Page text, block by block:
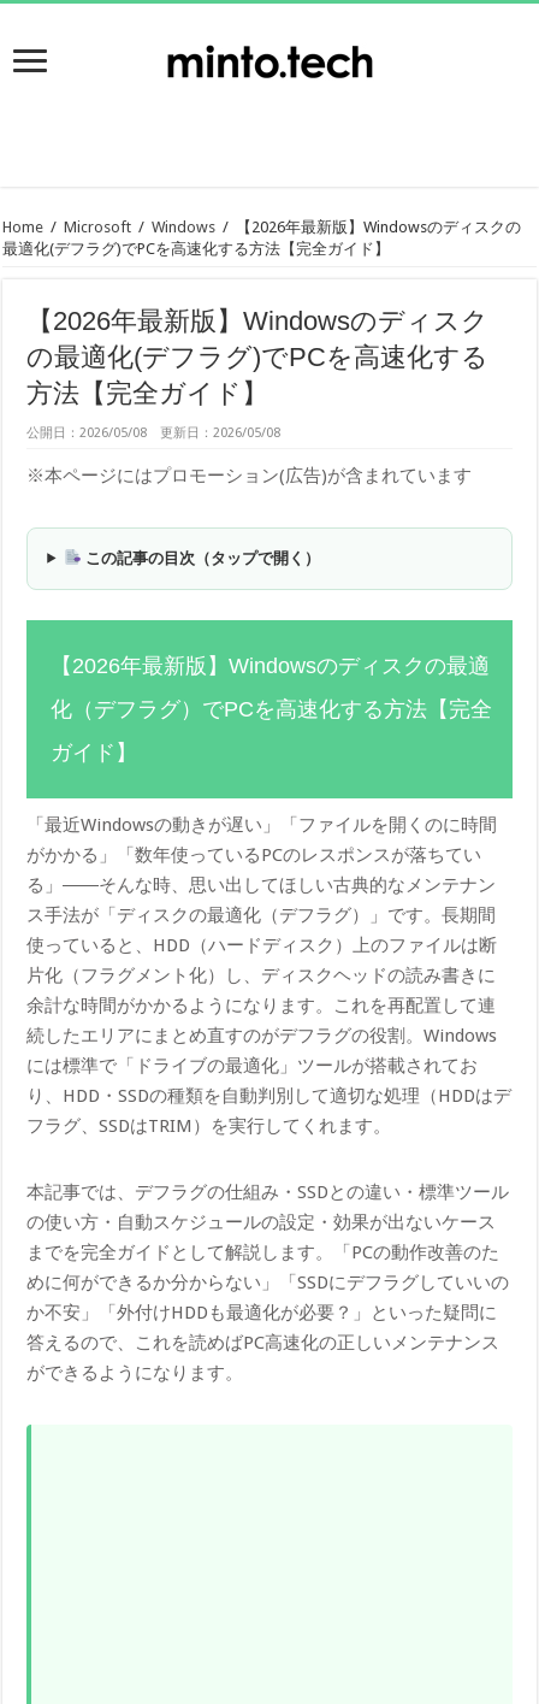
Home / Microsoft / Windows /
【2026年最新版】Windowsのディスクの
最適化(デフラグ)でPCを高速化する方法【完全ガイド】
【2026年最新版】Windowsのディスク
の最適化(デフラグ)でPCを高速化する
方法【完全ガイド】
公開日：2026/05/08 更新日：2026/05/08
※本ページにはプロモーション(広告)が含まれています
この記事の目次（タップで開く）
【2026年最新版】Windowsのディスクの最適
化（デフラグ）でPCを高速化する方法【完全
ガイド】
「最近Windowsの動きが遅い」「ファイルを開くのに時間
がかかる」「数年使っているPCのレスポンスが落ちてい
る」――そんな時、思い出してほしい古典的なメンテナン
ス手法が「ディスクの最適化（デフラグ）」です。長期間
使っていると、HDD（ハードディスク）上のファイルは断
片化（フラグメント化）し、ディスクヘッドの読み書きに
余計な時間がかかるようになります。これを再配置して連
続したエリアにまとめ直すのがデフラグの役割。Windows
には標準で「ドライブの最適化」ツールが搭載されてお
り、HDD・SSDの種類を自動判別して適切な処理（HDDはデ
フラグ、SSDはTRIM）を実行してくれます。
本記事では、デフラグの仕組み・SSDとの違い・標準ツール
の使い方・自動スケジュールの設定・効果が出ないケース
までを完全ガイドとして解説します。「PCの動作改善のた
めに何ができるか分からない」「SSDにデフラグしていいの
か不安」「外付けHDDも最適化が必要？」といった疑問に
答えるので、これを読めばPC高速化の正しいメンテナンス
ができるようになります。